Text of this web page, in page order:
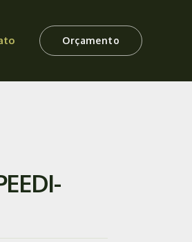
Orçamento